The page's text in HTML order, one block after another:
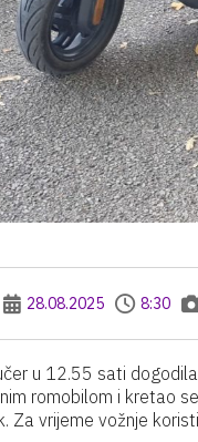
28.08.2025 8:30
u 12.55 sati
romobilom i kretao
Za vrijeme vožnje